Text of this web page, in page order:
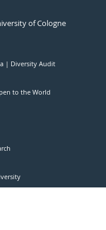
of Cologne
Diversity Audit
to the World